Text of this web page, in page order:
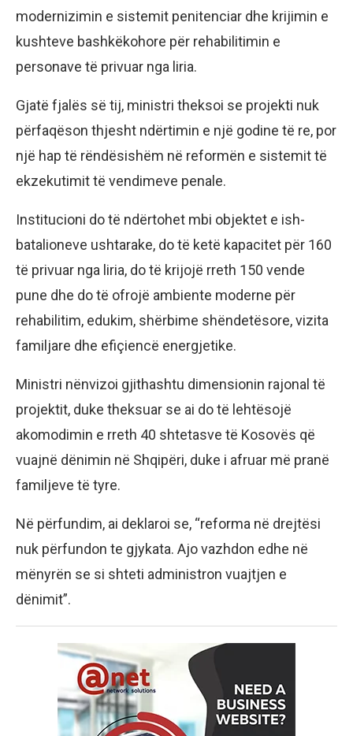
modernizimin e sistemit penitenciar dhe krijimin e
kushteve bashkëkohore për rehabilitimin e
personave të privuar nga liria.
Gjatë fjalës së tij, ministri theksoi se projekti nuk
përfaqëson thjesht ndërtimin e një godine të re, por
një hap të rëndësishëm në reformën e sistemit të
ekzekutimit të vendimeve penale.
Institucioni do të ndërtohet mbi objektet e ish-
batalioneve ushtarake, do të ketë kapacitet për 160
të privuar nga liria, do të krijojë rreth 150 vende
pune dhe do të ofrojë ambiente moderne për
rehabilitim, edukim, shërbime shëndetësore, vizita
familjare dhe efiçiencë energjetike.
Ministri nënvizoi gjithashtu dimensionin rajonal të
projektit, duke theksuar se ai do të lehtësojë
akomodimin e rreth 40 shtetasve të Kosovës që
vuajnë dënimin në Shqipëri, duke i afruar më pranë
familjeve të tyre.
Në përfundim, ai deklaroi se, “reforma në drejtësi
nuk përfundon te gjykata. Ajo vazhdon edhe në
mënyrën se si shteti administron vuajtjen e
dënimit”.